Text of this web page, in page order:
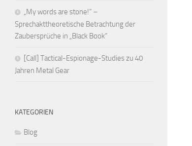
„My words are stone!“ –
Sprechakttheoretische Betrachtung der
Zaubersprüche in „Black Book“
[Call] Tactical-Espionage-Studies zu 40
Jahren Metal Gear
KATEGORIEN
Blog